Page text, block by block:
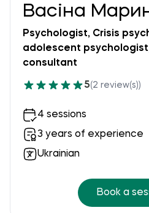
Васіна
Psychologist, Crisis
adolescent
consultant
5(2 review(s))
4 sessions
3 years of experience
Ukrainian
Book a